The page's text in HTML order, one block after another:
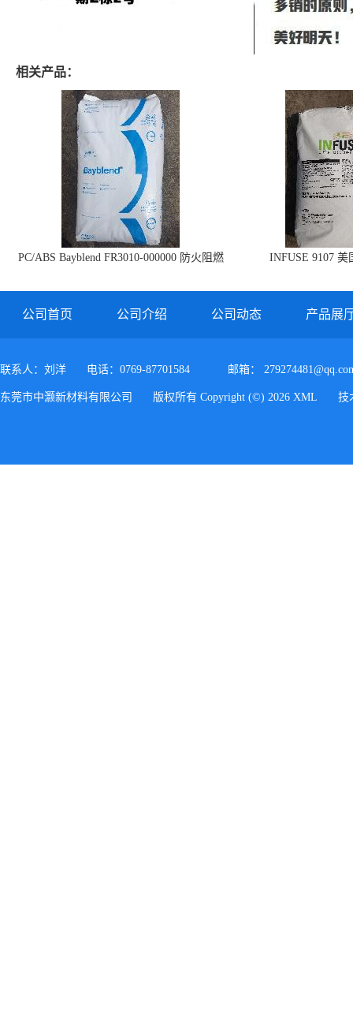
相关产品：
PC/ABS Bayblend FR3010-000000 防火阻燃
INFUSE 9107 美
公司首页 公司介绍 公司动态 产品展
联系人：刘洋 电话：0769-87701584 邮箱：
东莞市中灏新材料有限公司 版权所有 Copyright (©) 2026 XML 技